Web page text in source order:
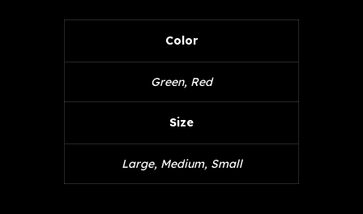
Color
Green, Red
Size
Large, Medium, Small